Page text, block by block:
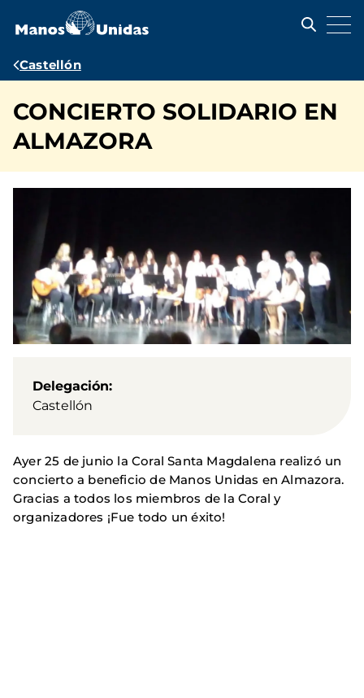
contenido
Ruta
navegación
Castellón
CONCIERTO SOLIDARIO EN
ALMAZORA
Delegación
Castellón
Ayer 25 de junio la Coral Santa Magdalena realizó un
concierto a beneficio de Manos Unidas en Almazora.
Gracias a todos los miembros de la Coral y
organizadores ¡Fue todo un éxito!